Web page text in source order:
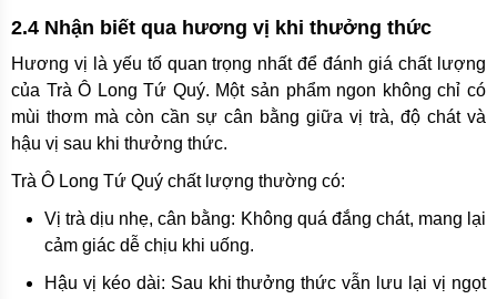
2.4 Nhận biết qua hương vị khi thưởng thức
Hương vị là yếu tố quan trọng nhất để đánh giá chất lượng
của Trà Ô Long Tứ Quý. Một sản phẩm ngon không chỉ có
mùi thơm mà còn cần sự cân bằng giữa vị trà, độ chát và
hậu vị sau khi thưởng thức.
Trà Ô Long Tứ Quý chất lượng thường có:
Vị trà dịu nhẹ, cân bằng: Không quá đắng chát, mang lại
cảm giác dễ chịu khi uống.
Hậu vị kéo dài: Sau khi thưởng thức vẫn lưu lại vị ngọt